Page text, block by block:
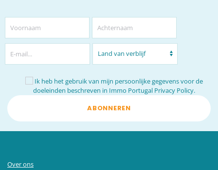
Ik heb het gebruik van mijn persoonlijke gegevens voor de
doeleinden beschreven in Immo Portugal Privacy Policy.
ABONNEREN
Over ons